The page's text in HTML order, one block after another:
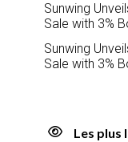
Sunwing
Sale with 3%
Sunwing
Sale with 3%
Les plus